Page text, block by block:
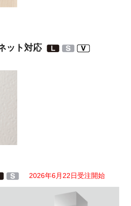
ット対応
2026年6月22日受注開始